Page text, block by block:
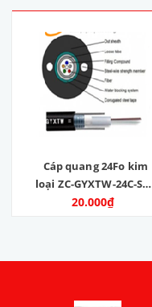
Cáp quang 24Fo kim
loại ZC-GYXTW-24C-SM-
G652D
20.000₫